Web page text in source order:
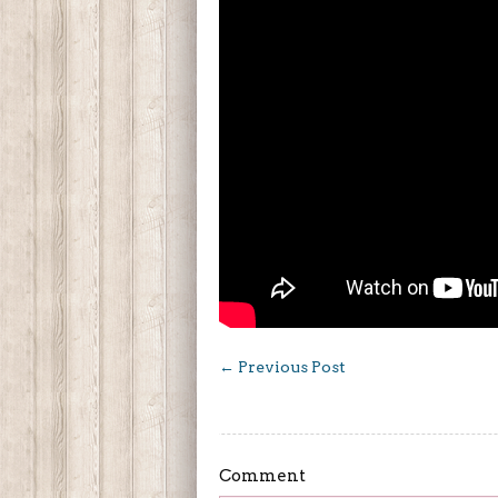
← Previous Post
Comment